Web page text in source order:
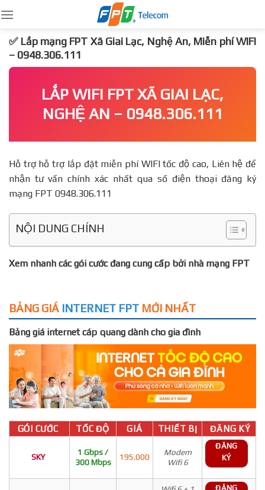
to
content
✅ Lắp mạng FPT Xã Giai Lạc, Nghệ An, Miễn phí WIFI
– 0948.306.111
LẮP WIFI FPT XÃ GIAI LẠC,
NGHỆ AN – 0948.306.111
Hỗ trợ hỗ trợ lắp đặt miễn phí WIFI tốc độ cao, Liên hệ để
nhận tư vấn chính xác nhất qua số điện thoại đăng ký
mạng FPT 0948.306.111
NỘI DUNG CHÍNH
Xem nhanh các gói cước đang cung cấp bởi nhà mạng FPT
BẢNG GIÁ INTERNET FPT MỚI NHẤT
Bảng giá internet cáp quang dành cho gia đình
GÓI CƯỚC TỐC ĐỘ GIÁ THIẾT BỊ ĐĂNG KÝ
SKY
1 Gbps /
300 Mbps
195.000
Modem
Wifi 6
ĐĂNG
KÝ
ĐĂNG